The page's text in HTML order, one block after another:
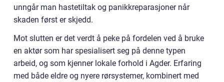
unngår man hastetiltak og panikkreparasjoner når
skaden først er skjedd.
Mot slutten er det verdt å peke på fordelen ved å bruke
en aktør som har spesialisert seg på denne typen
arbeid, og som kjenner lokale forhold i Agder. Erfaring
med både eldre og nyere rørsystemer, kombinert med